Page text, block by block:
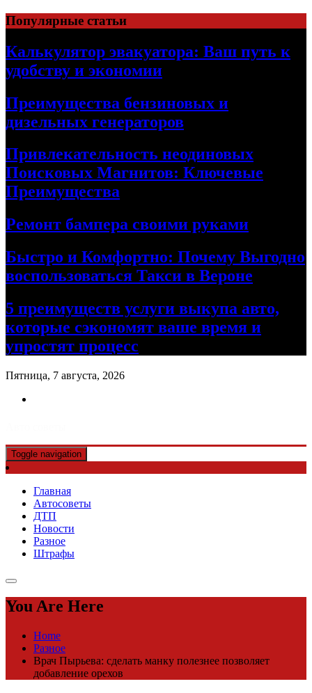
Skip
to
content
Популярные статьи
Калькулятор эвакуатора: Ваш путь к
удобству и экономии
Преимущества бензиновых и
дизельных генераторов
Привлекательность неодиновых
Поисковых Магнитов: Ключевые
Преимущества
Ремонт бампера своими руками
Быстро и Комфортно: Почему Выгодно
воспользоваться Такси в Вероне
5 преимуществ услуги выкупа авто,
которые сэкономят ваше время и
упростят процесс
Пятница, 7 августа, 2026
Toggle navigation
Главная
Автосоветы
ДТП
Новости
Разное
Штрафы
You Are Here
Home
Разное
Врач Пырьева: сделать манку полезнее позволяет
добавление орехов